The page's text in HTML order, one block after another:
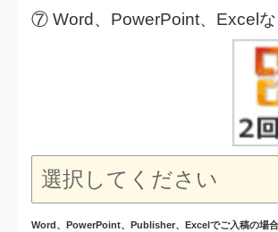
⑦ Word、PowerPoint、Excel
Word、PowerPoint、Publisher、Excelでご入稿の場合